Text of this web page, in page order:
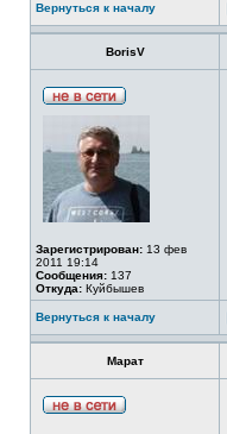
Вернуться к началу
BorisV
Зарегистрирован: 13 фев
2011 19:14
Сообщения: 137
Откуда: Куйбышев
Вернуться к началу
Марат